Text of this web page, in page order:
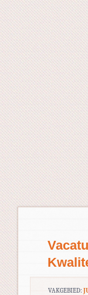
VAKGEBIED: